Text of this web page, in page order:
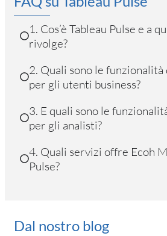
1. Cos’è Tableau Pulse e a
rivolge?
2. Quali sono le funzionalità
per gli utenti business?
3. E quali sono le
per gli analisti?
4. Quali servizi offre Ecoh
Pulse?
Dal nostro blog